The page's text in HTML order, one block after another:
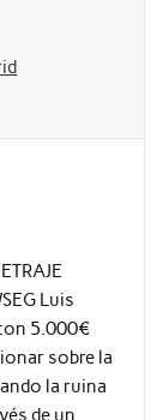
Luis
5.000€
sobre la
la ruina
de un